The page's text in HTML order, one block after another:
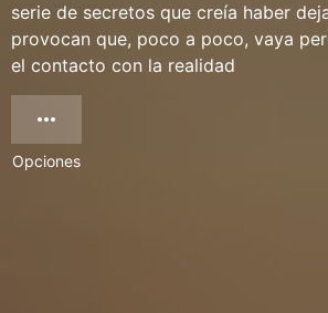
serie de secretos que creía haber
provocan que, poco a poco, vaya
el contacto con la realidad
Opciones